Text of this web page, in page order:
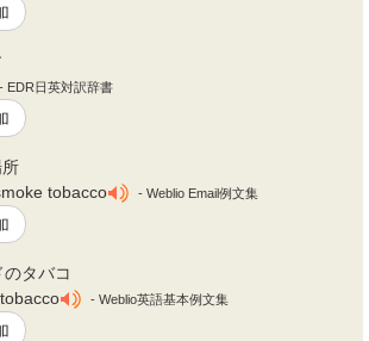
- EDR日英対訳辞書
tobacco
- Weblio Email例文集
のタバコ
- Weblio英語基本例文集